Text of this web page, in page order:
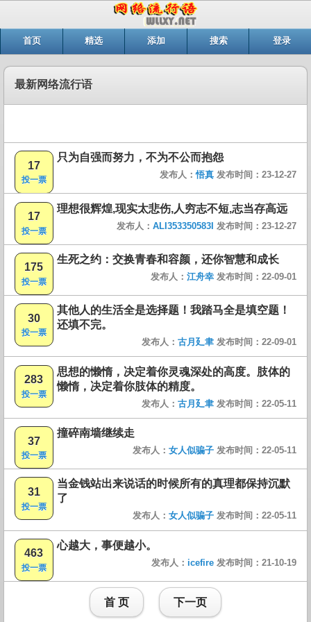
首页 精选 添加 搜索 登录
最新网络流行语
17
投一票
只为自强而努力，不为不公而抱怨
发布人：悟真 发布时间：23-12-27
17
投一票
理想很辉煌,现实太悲伤,人穷志不短,志当存高远
发布人： ALI353350583I 发布时间：23-12-27
175
投一票
生死之约：交换青春和容颜，还你智慧和成长
发布人： 江舟幸 发布时间：22-09-01
30
投一票
其他人的生活全是选择题！我踏马全是填空题！
还填不完。
发布人： 古月廴聿 发布时间：22-09-01
283
投一票
思想的懒惰，决定着你灵魂深处的高度。肢体的
懒惰，决定着你肢体的精度。
发布人： 古月廴聿 发布时间：22-05-11
37
投一票
撞碎南墙继续走
发布人： 女人似骗子 发布时间：22-05-11
31
投一票
当金钱站出来说话的时候所有的真理都保持沉默
了
发布人： 女人似骗子 发布时间：22-05-11
463
投一票
心越大，事便越小。
发布人： icefire 发布时间：21-10-19
首 页 下一页